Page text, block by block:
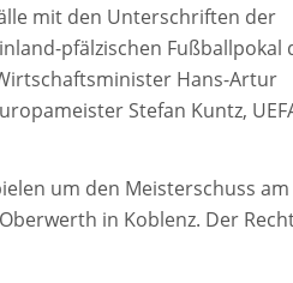
mit den Unterschriften der
pfälzischen Fußballpokal
Hans-Artur
Stefan Kuntz,
um den Meisterschuss am
in Koblenz. Der